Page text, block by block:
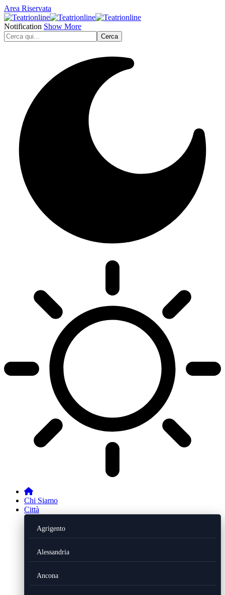
Area Riservata
Notification Show More
Chi Siamo
Città
Agrigento
Alessandria
Ancona